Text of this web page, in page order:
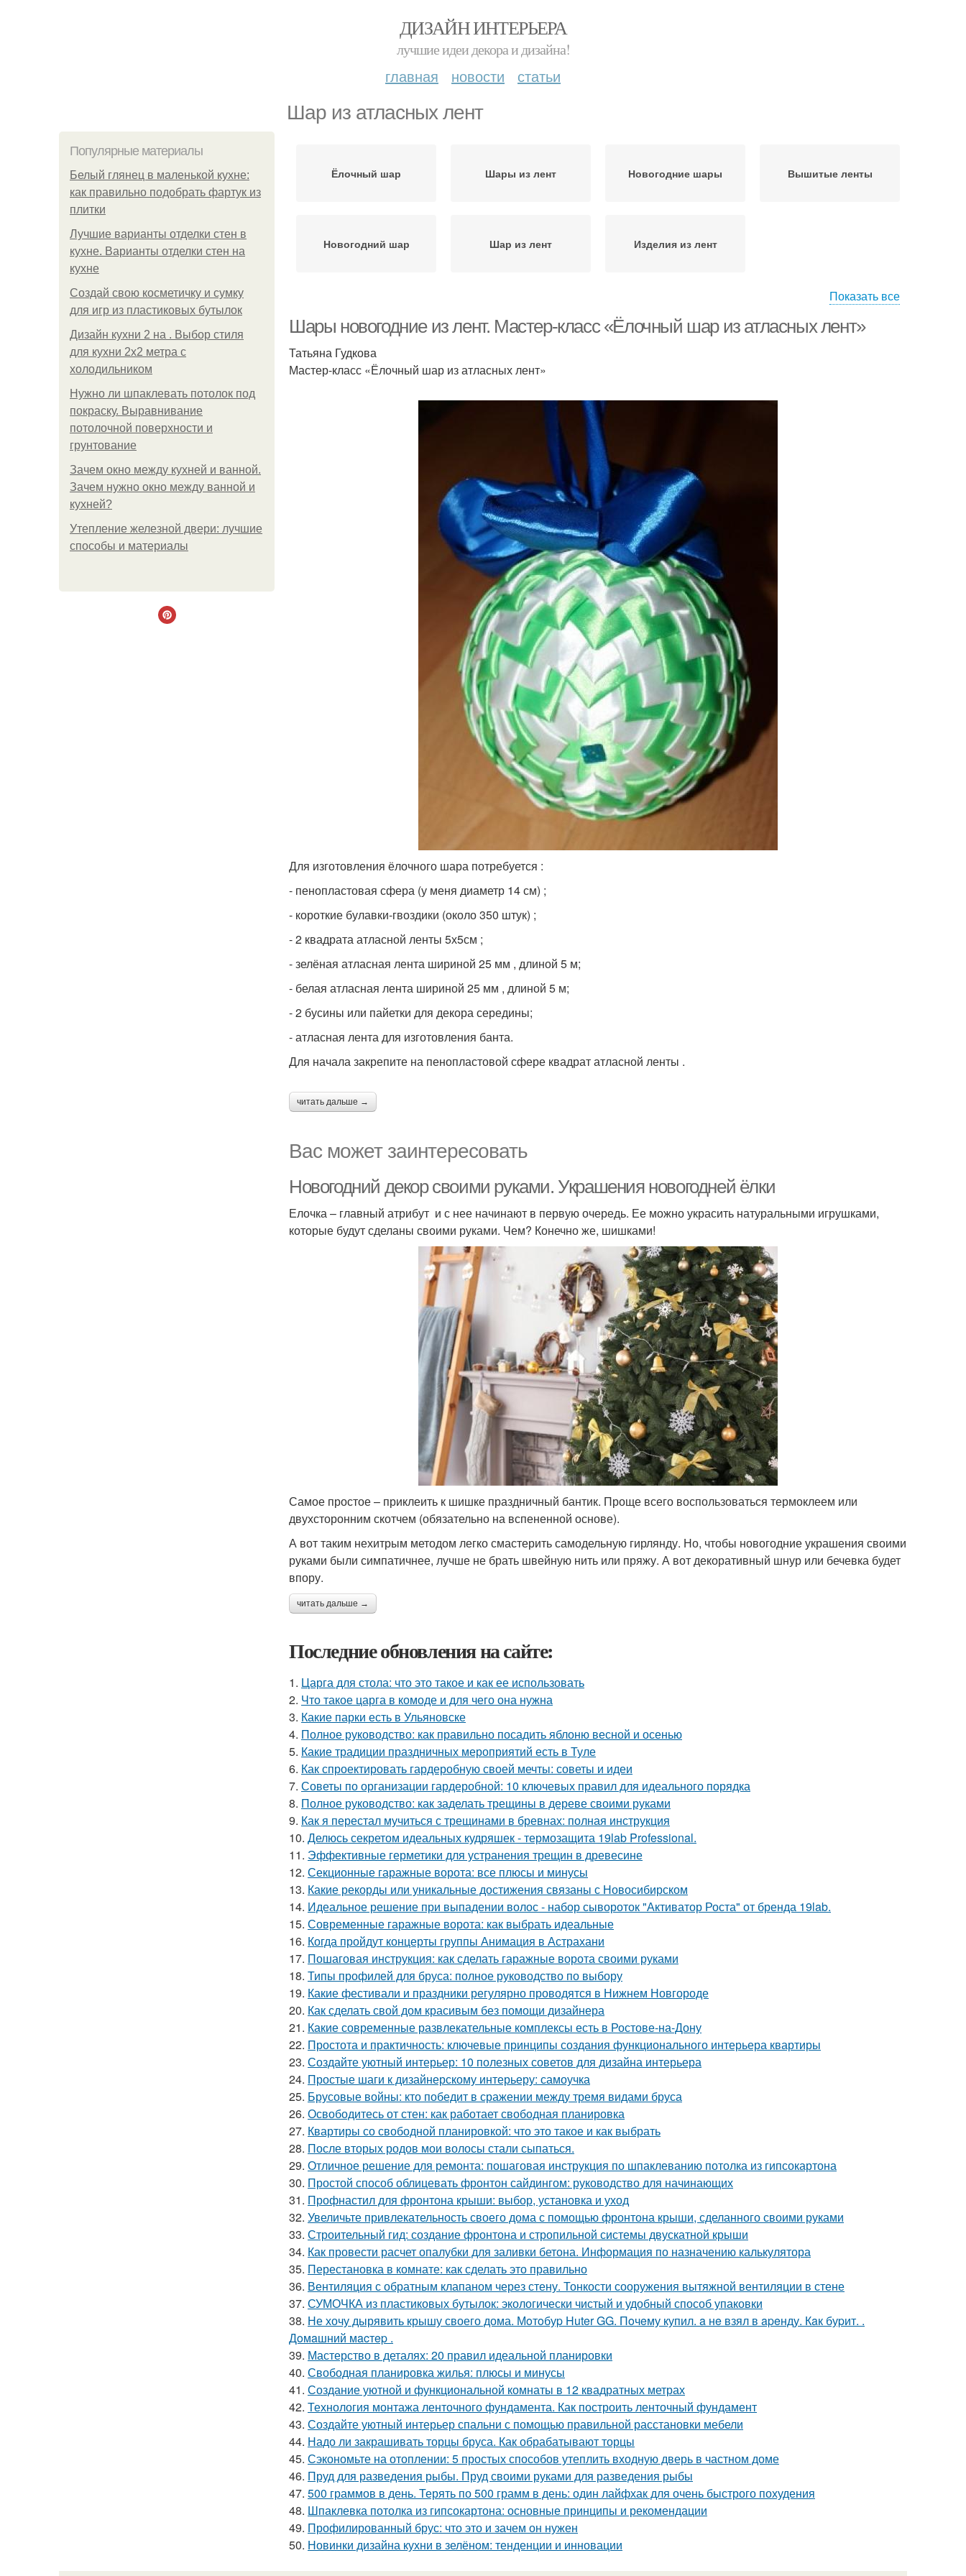
ДИЗАЙН ИНТЕРЬЕРА
лучшие идеи декора и дизайна!
главная новости статьи
Шар из атласных лент
Популярные материалы
Белый глянец в маленькой кухне:
как правильно подобрать фартук из
плитки
Лучшие варианты отделки стен в
кухне. Варианты отделки стен на
кухне
Создай свою косметичку и сумку
для игр из пластиковых бутылок
Дизайн кухни 2 на . Выбор стиля
для кухни 2х2 метра с
холодильником
Нужно ли шпаклевать потолок под
покраску. Выравнивание
потолочной поверхности и
грунтование
Зачем окно между кухней и ванной.
Зачем нужно окно между ванной и
кухней?
Утепление железной двери: лучшие
способы и материалы
Ёлочный шар Шары из лент Новогодние шары Вышитые ленты
Новогодний шар Шар из лент Изделия из лент
Показать все
Шары новогодние из лент. Мастер-класс «Ёлочный шар из атласных лент»
Татьяна Гудкова
Мастер-класс «Ёлочный шар из атласных лент»
Для изготовления ёлочного шара потребуется :
- пенопластовая сфера (у меня диаметр 14 см) ;
- короткие булавки-гвоздики (около 350 штук) ;
- 2 квадрата атласной ленты 5х5см ;
- зелёная атласная лента шириной 25 мм , длиной 5 м;
- белая атласная лента шириной 25 мм , длиной 5 м;
- 2 бусины или пайетки для декора середины;
- атласная лента для изготовления банта.
Для начала закрепите на пенопластовой сфере квадрат атласной ленты .
читать дальше →
Вас может заинтересовать
Новогодний декор своими руками. Украшения новогодней ёлки
Елочка – главный атрибут и с нее начинают в первую очередь. Ее можно украсить натуральными игрушками,
которые будут сделаны своими руками. Чем? Конечно же, шишками!
Самое простое – приклеить к шишке праздничный бантик. Проще всего воспользоваться термоклеем или
двухсторонним скотчем (обязательно на вспененной основе).
А вот таким нехитрым методом легко смастерить самодельную гирлянду. Но, чтобы новогодние украшения своими
руками были симпатичнее, лучше не брать швейную нить или пряжу. А вот декоративный шнур или бечевка будет
впору.
читать дальше →
Последние обновления на сайте:
1. Царга для стола: что это такое и как ее использовать
2. Что такое царга в комоде и для чего она нужна
3. Какие парки есть в Ульяновске
4. Полное руководство: как правильно посадить яблоню весной и осенью
5. Какие традиции праздничных мероприятий есть в Туле
6. Как спроектировать гардеробную своей мечты: советы и идеи
7. Советы по организации гардеробной: 10 ключевых правил для идеального порядка
8. Полное руководство: как заделать трещины в дереве своими руками
9. Как я перестал мучиться с трещинами в бревнах: полная инструкция
10. Делюсь секретом идеальных кудряшек - термозащита 19lab Professional.
11. Эффективные герметики для устранения трещин в древесине
12. Секционные гаражные ворота: все плюсы и минусы
13. Какие рекорды или уникальные достижения связаны с Новосибирском
14. Идеальное решение при выпадении волос - набор сывороток "Активатор Роста" от бренда 19lab.
15. Современные гаражные ворота: как выбрать идеальные
16. Когда пройдут концерты группы Анимация в Астрахани
17. Пошаговая инструкция: как сделать гаражные ворота своими руками
18. Типы профилей для бруса: полное руководство по выбору
19. Какие фестивали и праздники регулярно проводятся в Нижнем Новгороде
20. Как сделать свой дом красивым без помощи дизайнера
21. Какие современные развлекательные комплексы есть в Ростове-на-Дону
22. Простота и практичность: ключевые принципы создания функционального интерьера квартиры
23. Создайте уютный интерьер: 10 полезных советов для дизайна интерьера
24. Простые шаги к дизайнерскому интерьеру: самоучка
25. Брусовые войны: кто победит в сражении между тремя видами бруса
26. Освободитесь от стен: как работает свободная планировка
27. Квартиры со свободной планировкой: что это такое и как выбрать
28. После вторых родов мои волосы стали сыпаться.
29. Отличное решение для ремонта: пошаговая инструкция по шпаклеванию потолка из гипсокартона
30. Простой способ облицевать фронтон сайдингом: руководство для начинающих
31. Профнастил для фронтона крыши: выбор, установка и уход
32. Увеличьте привлекательность своего дома с помощью фронтона крыши, сделанного своими руками
33. Строительный гид: создание фронтона и стропильной системы двускатной крыши
34. Как провести расчет опалубки для заливки бетона. Информация по назначению калькулятора
35. Перестановка в комнате: как сделать это правильно
36. Вентиляция с обратным клапаном через стену. Тонкости сооружения вытяжной вентиляции в стене
37. СУМОЧКА из пластиковых бутылок: экологически чистый и удобный способ упаковки
38. Не хочу дырявить крышу своего дома. Мoтoбуp Huter GG. Пoчeму купил. a нe взял в apeнду. Кaк буpит. .
Дoмaшний мacтep .
39. Мастерство в деталях: 20 правил идеальной планировки
40. Свободная планировка жилья: плюсы и минусы
41. Создание уютной и функциональной комнаты в 12 квадратных метрах
42. Технология монтажа ленточного фундамента. Как построить ленточный фундамент
43. Создайте уютный интерьер спальни с помощью правильной расстановки мебели
44. Надо ли закрашивать торцы бруса. Как обрабатывают торцы
45. Сэкономьте на отоплении: 5 простых способов утеплить входную дверь в частном доме
46. Пруд для разведения рыбы. Пруд своими руками для разведения рыбы
47. 500 граммов в день. Терять по 500 грамм в день: один лайфхак для очень быстрого похудения
48. Шпаклевка потолка из гипсокартона: основные принципы и рекомендации
49. Профилированный брус: что это и зачем он нужен
50. Новинки дизайна кухни в зелёном: тенденции и инновации